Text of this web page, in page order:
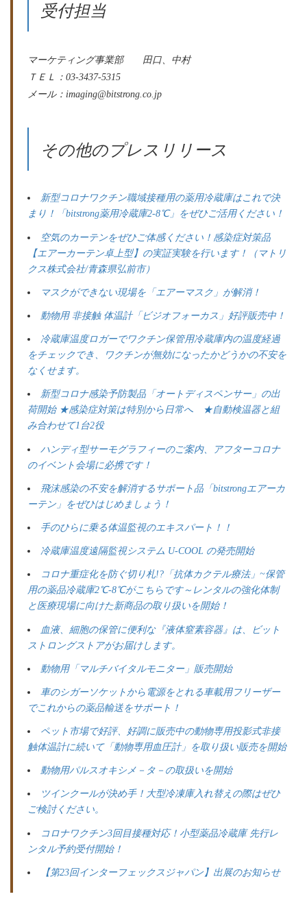
受付担当
マーケティング事業部 田口、中村
ＴＥＬ：03-3437-5315
メール：imaging@bitstrong.co.jp
その他のプレスリリース
新型コロナワクチン職域接種用の薬用冷蔵庫はこれで決
まり！「bitstrong薬用冷蔵庫2-8℃」をぜひご活用ください！
空気のカーテンをぜひご体感ください！感染症対策品
【エアーカーテン卓上型】の実証実験を行います！（マトリ
クス株式会社/青森県弘前市）
マスクができない現場を「エアーマスク」が解消！
動物用 非接触 体温計「ビジオフォーカス」好評販売中！
冷蔵庫温度ロガーでワクチン保管用冷蔵庫内の温度経過
をチェックでき、ワクチンが無効になったかどうかの不安を
なくせます。
新型コロナ感染予防製品「オートディスペンサー」の出
荷開始 ★感染症対策は特別から日常へ ★自動検温器と組
み合わせて1台2役
ハンディ型サーモグラフィーのご案内、アフターコロナ
のイベント会場に必携です！
飛沫感染の不安を解消するサポート品「bitstrongエアーカ
ーテン」をぜひはじめましょう！
手のひらに乗る体温監視のエキスパート！！
冷蔵庫温度遠隔監視システム U-COOL の発売開始
コロナ重症化を防ぐ切り札!?「抗体カクテル療法」~保管
用の薬品冷蔵庫2℃-8℃がこちらです～レンタルの強化体制
と医療現場に向けた新商品の取り扱いを開始！
血液、細胞の保管に便利な『液体窒素容器』は、ビット
ストロングストアがお届けします。
動物用「マルチバイタルモニター」販売開始
車のシガーソケットから電源をとれる車載用フリーザー
でこれからの薬品輸送をサポート！
ペット市場で好評、好調に販売中の動物専用投影式非接
触体温計に続いて「動物専用血圧計」を取り扱い販売を開始
動物用パルスオキシメ－タ－の取扱いを開始
ツインクールが決め手！大型冷凍庫入れ替えの際はぜひ
ご検討ください。
コロナワクチン3回目接種対応！小型薬品冷蔵庫 先行レ
ンタル予約受付開始！
【第23回インターフェックスジャパン】出展のお知らせ